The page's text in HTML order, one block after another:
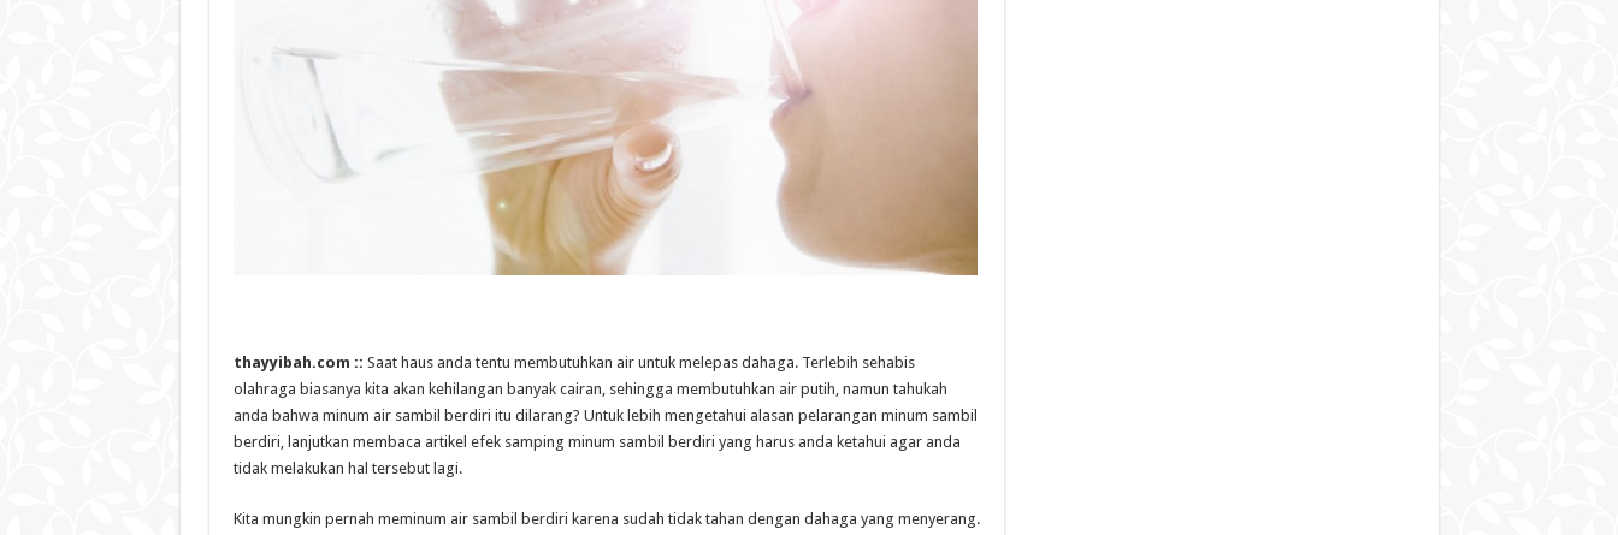
thayyibah.com :: Saat haus anda tentu membutuhkan air untuk melepas dahaga. Terlebih sehabis
olahraga biasanya kita akan kehilangan banyak cairan, sehingga membutuhkan air putih, namun tahukah
anda bahwa minum air sambil berdiri itu dilarang? Untuk lebih mengetahui alasan pelarangan minum sambil
berdiri, lanjutkan membaca artikel efek samping minum sambil berdiri yang harus anda ketahui agar anda
tidak melakukan hal tersebut lagi.
Kita mungkin pernah meminum air sambil berdiri karena sudah tidak tahan dengan dahaga yang menyerang.